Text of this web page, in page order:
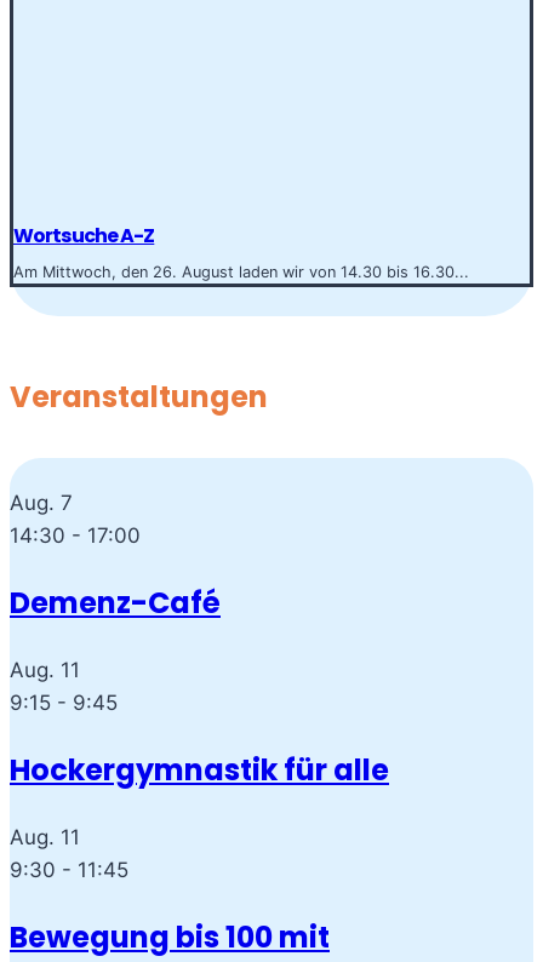
Wortsuche A-Z
Am Mittwoch, den 26. August laden wir von 14.30 bis 16.30...
Veranstaltungen
Aug. 7
14:30 - 17:00
Demenz-Café
Aug. 11
9:15 - 9:45
Hockergymnastik für alle
Aug. 11
9:30 - 11:45
Bewegung bis 100 mit